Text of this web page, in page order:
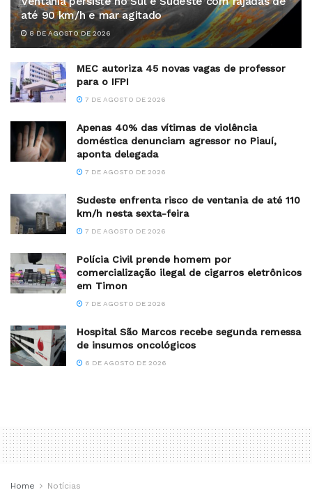
até 90 km/h e mar agitado
8 DE AGOSTO DE 2026
MEC autoriza 45 novas vagas de professor
para o IFPI
7 DE AGOSTO DE 2026
Apenas 40% das vítimas de violência
doméstica denunciam agressor no Piauí,
aponta delegada
7 DE AGOSTO DE 2026
Sudeste enfrenta risco de ventania de até 110
km/h nesta sexta-feira
7 DE AGOSTO DE 2026
Polícia Civil prende homem por
comercialização ilegal de cigarros eletrônicos
em Timon
7 DE AGOSTO DE 2026
Hospital São Marcos recebe segunda remessa
de insumos oncológicos
6 DE AGOSTO DE 2026
Home Notícias